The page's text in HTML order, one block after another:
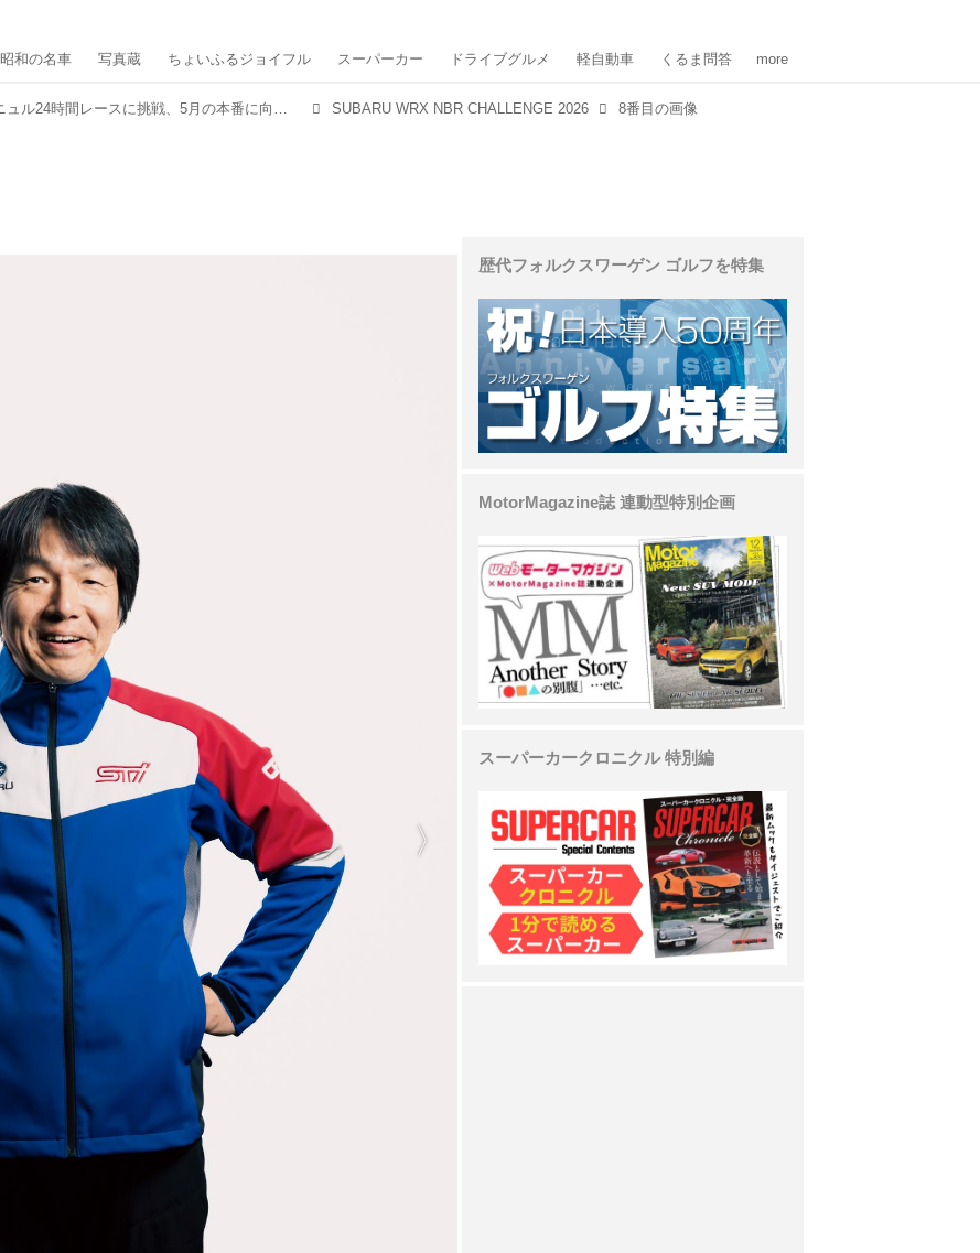
昭和の名車 写真蔵 ちょいふるジョイフル スーパーカー ドライブグルメ 軽自動車 くるま問答 more
スバルが今年もニュル24時間レースに挑戦、5月の本番に向けて準備完了 SUBARU WRX NBR CHALLENGE 2026 8番目の画像
歴代フォルクスワーゲン ゴルフを特集
MotorMagazine誌 連動型特別企画
スーパーカークロニクル 特別編